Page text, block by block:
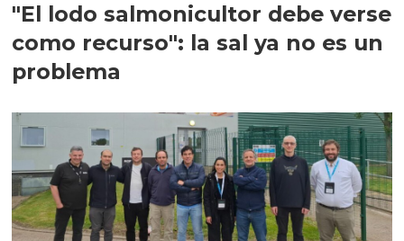
"El lodo salmonicultor debe verse
como recurso": la sal ya no es un
problema